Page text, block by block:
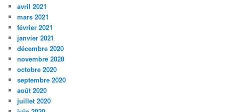
avril 2021
mars 2021
février 2021
janvier 2021
décembre 2020
novembre 2020
octobre 2020
septembre 2020
août 2020
juillet 2020